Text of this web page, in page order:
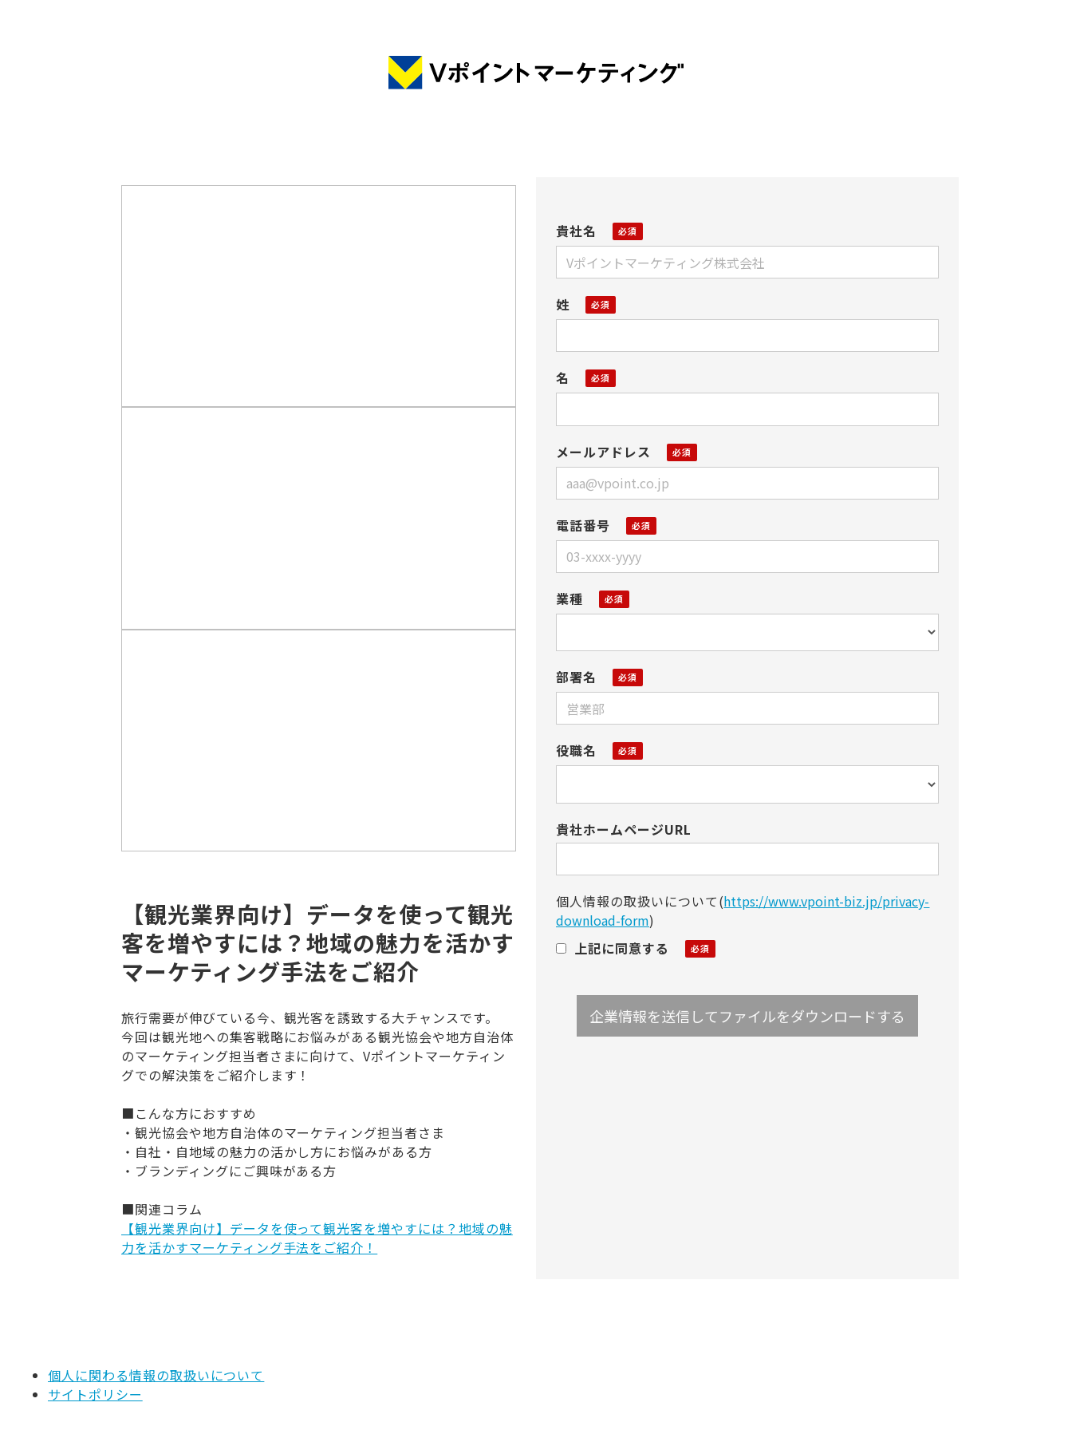
【観光業界向け】データを使って観光
客を増やすには？地域の魅力を活かす
マーケティング手法をご紹介
旅行需要が伸びている今、観光客を誘致する大チャンスです。
今回は観光地への集客戦略にお悩みがある観光協会や地方自治体
のマーケティング担当者さまに向けて、Vポイントマーケティン
グでの解決策をご紹介します！
■こんな方におすすめ
・観光協会や地方自治体のマーケティング担当者さま
・自社・自地域の魅力の活かし方にお悩みがある方
・ブランディングにご興味がある方
■関連コラム
【観光業界向け】データを使って観光客を増やすには？地域の魅
力を活かすマーケティング手法をご紹介！
貴社名
姓
名
メールアドレス
電話番号
業種
部署名
役職名
貴社ホームページURL
個人情報の取扱いについて(https://www.vpoint-biz.jp/privacy-
download-form)
上記に同意する
個人に関わる情報の取扱いについて
サイトポリシー